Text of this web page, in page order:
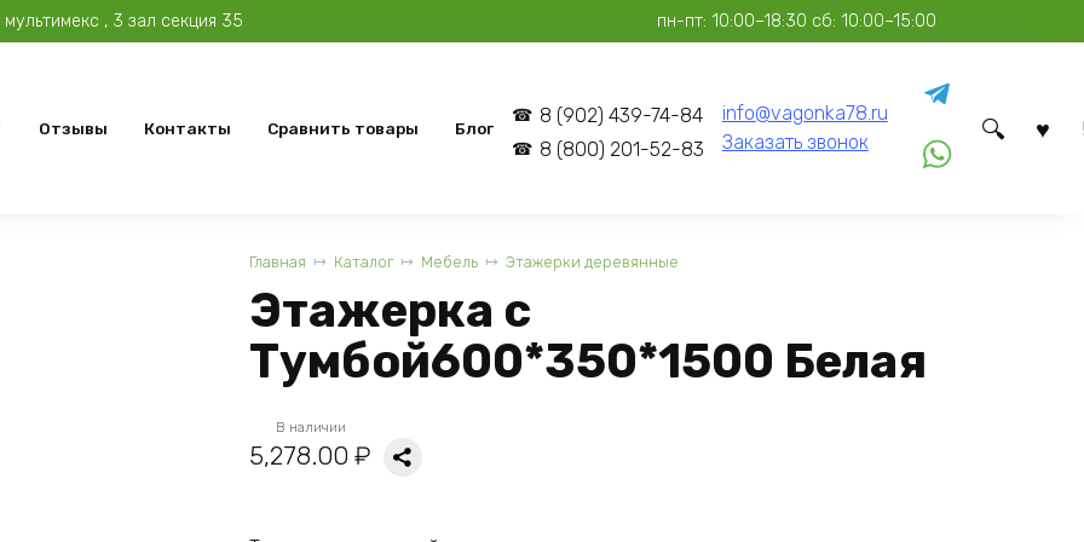
, 3 зал секция 35 пн-пт: 10:00–18:30 сб: 10:00–15:00
Отзывы Контакты Сравнить товары Блог
8 (902) 439-74-84
8 (800) 201-52-83
info@vagonka78.ru
Заказать звонок
Главная Каталог Мебель Этажерки деревянные
Этажерка с
Тумбой600*350*1500 Белая
В наличии
5,278.00 ₽